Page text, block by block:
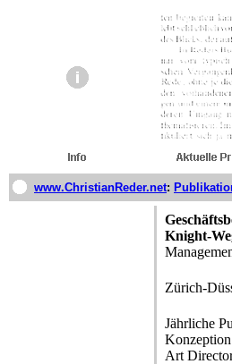
www.ChristianReder.net:
Knight-
Zürich-
Jährliche
Art